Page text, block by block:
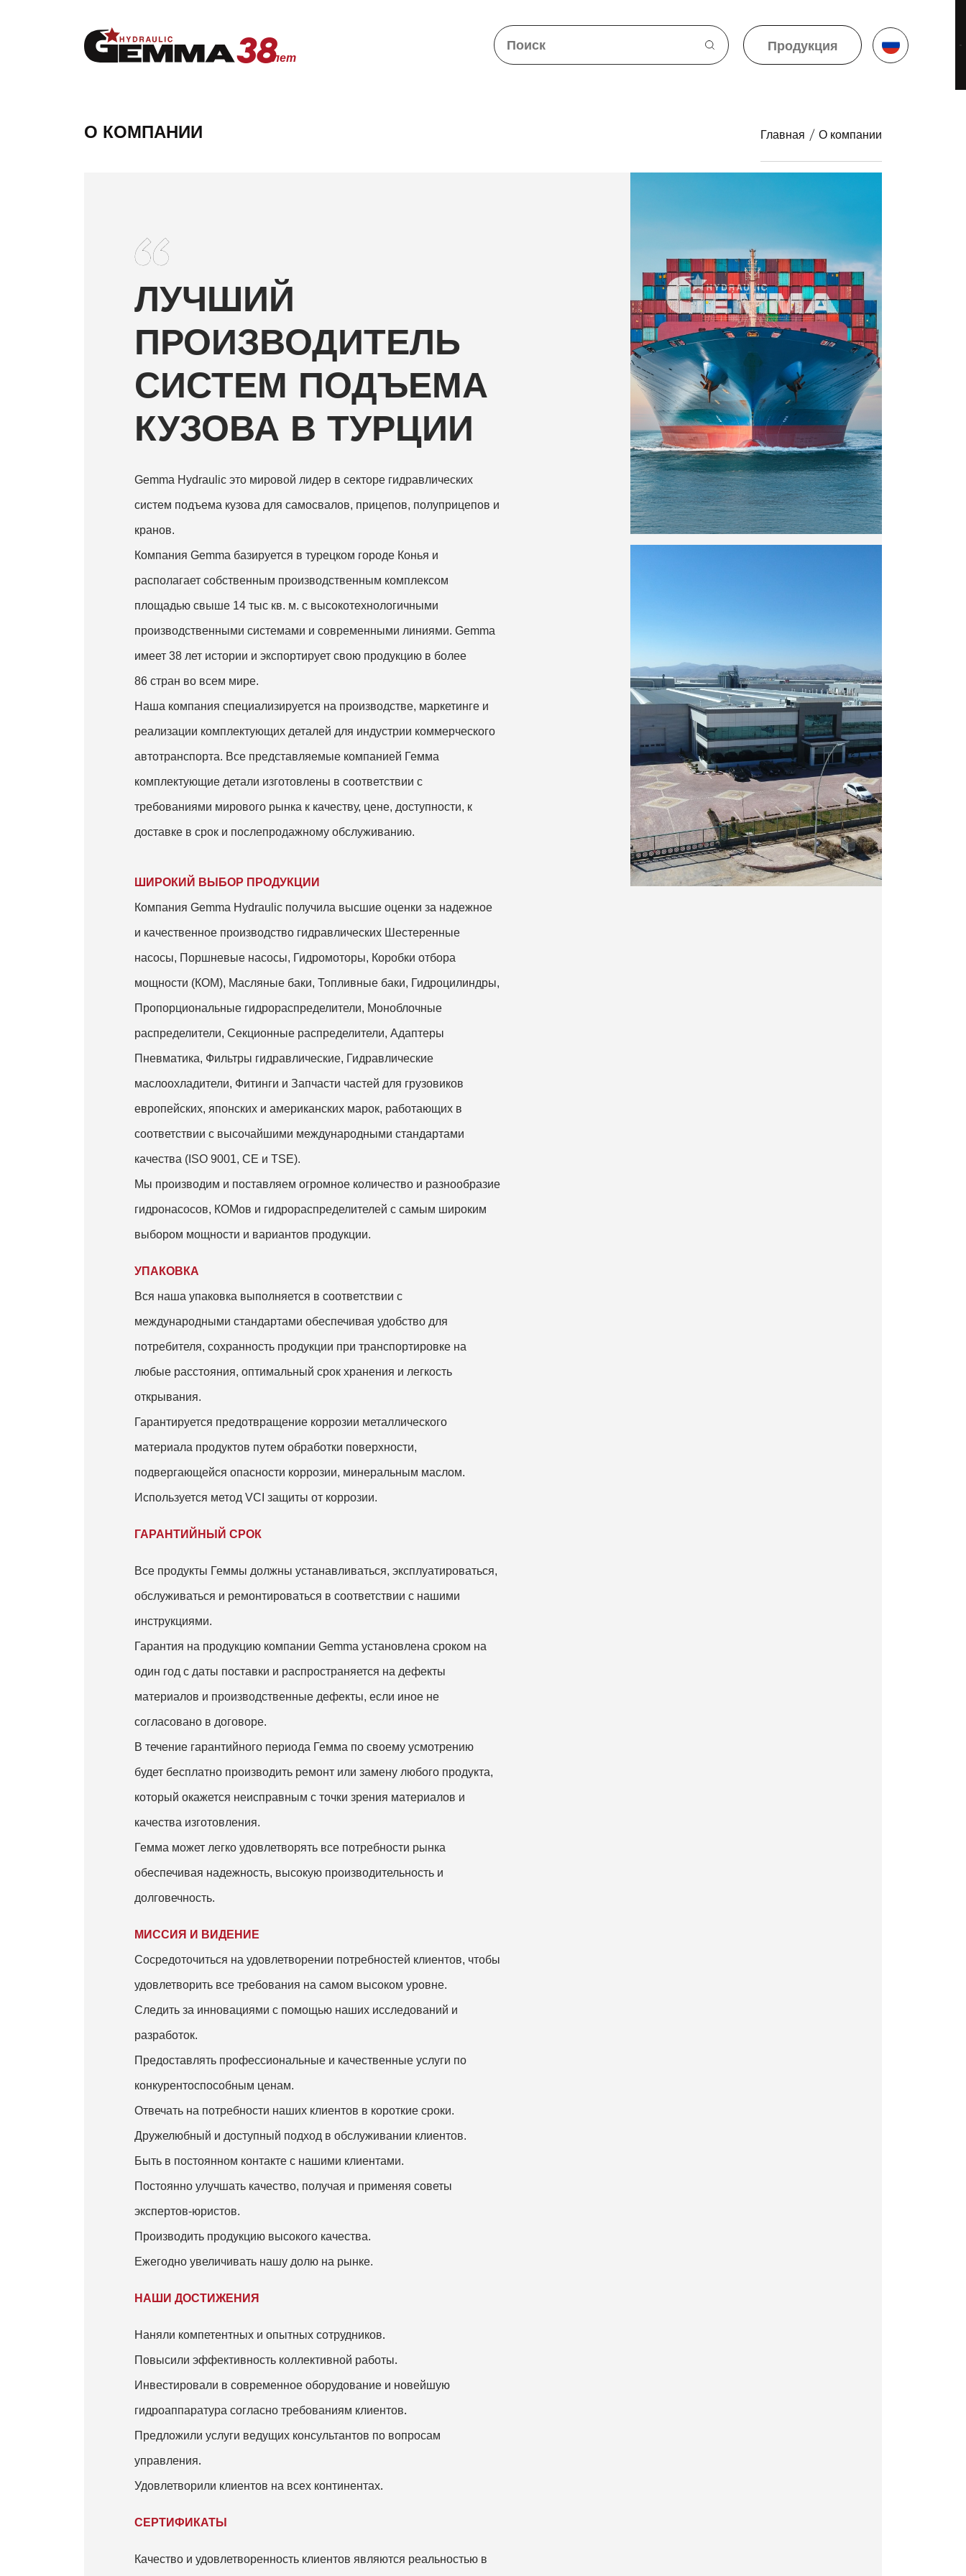
38лет
Продукция
О компании
Продукция
Контакты
+90 332 236 01 80
О КОМПАНИИ Главная / О компании
ЛУЧШИЙ
ПРОИЗВОДИТЕЛЬ
СИСТЕМ ПОДЪЕМА
КУЗОВА В ТУРЦИИ
Gemma Hydraulic это мировой лидер в секторе гидравлических
систем подъема кузова для самосвалов, прицепов, полуприцепов и
кранов.
Компания Gemma базируется в турецком городе Конья и
располагает собственным производственным комплексом
площадью свыше 14 тыс кв. м. с высокотехнологичными
производственными системами и современными линиями. Gemma
имеет 38 лет истории и экспортирует свою продукцию в более
86 стран во всем мире.
Наша компания специализируется на производстве, маркетинге и
реализации комплектующих деталей для индустрии коммерческого
автотранспорта. Все представляемые компанией Гемма
комплектующие детали изготовлены в соответствии с
требованиями мирового рынка к качеству, цене, доступности, к
доставке в срок и послепродажному обслуживанию.
ШИРОКИЙ ВЫБОР ПРОДУКЦИИ
Компания Gemma Hydraulic получила высшие оценки за надежное
и качественное производство гидравлических Шестеренные
насосы, Поршневые насосы, Гидромоторы, Коробки отбора
мощности (КОМ), Масляные баки, Топливные баки, Гидроцилиндры,
Пропорциональные гидрораспределители, Моноблочные
распределители, Секционные распределители, Адаптеры
Пневматика, Фильтры гидравлические, Гидравлические
маслоохладители, Фитинги и Запчасти частей для грузовиков
европейских, японских и американских марок, работающих в
соответствии с высочайшими международными стандартами
качества (ISO 9001, CE и TSE).
Мы производим и поставляем огромное количество и разнообразие
гидронасосов, КОМов и гидрораспределителей с самым широким
выбором мощности и вариантов продукции.
УПАКОВКА
Вся наша упаковка выполняется в соответствии с
международными стандартами обеспечивая удобство для
потребителя, сохранность продукции при транспортировке на
любые расстояния, оптимальный срок хранения и легкость
открывания.
Гарантируется предотвращение коррозии металлического
материала продуктов путем обработки поверхности,
подвергающейся опасности коррозии, минеральным маслом.
Используется метод VCI защиты от коррозии.
ГАРАНТИЙНЫЙ СРОК
Все продукты Геммы должны устанавливаться, эксплуатироваться,
обслуживаться и ремонтироваться в соответствии с нашими
инструкциями.
Гарантия на продукцию компании Gemma установлена сроком на
один год с даты поставки и распространяется на дефекты
материалов и производственные дефекты, если иное не
согласовано в договоре.
В течение гарантийного периода Гемма по своему усмотрению
будет бесплатно производить ремонт или замену любого продукта,
который окажется неисправным с точки зрения материалов и
качества изготовления.
Гемма может легко удовлетворять все потребности рынка
обеспечивая надежность, высокую производительность и
долговечность.
МИССИЯ И ВИДЕНИЕ
Сосредоточиться на удовлетворении потребностей клиентов, чтобы
удовлетворить все требования на самом высоком уровне.
Следить за инновациями с помощью наших исследований и
разработок.
Предоставлять профессиональные и качественные услуги по
конкурентоспособным ценам.
Отвечать на потребности наших клиентов в короткие сроки.
Дружелюбный и доступный подход в обслуживании клиентов.
Быть в постоянном контакте с нашими клиентами.
Постоянно улучшать качество, получая и применяя советы
экспертов-юристов.
Производить продукцию высокого качества.
Ежегодно увеличивать нашу долю на рынке.
НАШИ ДОСТИЖЕНИЯ
Наняли компетентных и опытных сотрудников.
Повысили эффективность коллективной работы.
Инвестировали в современное оборудование и новейшую
гидроаппаратура согласно требованиям клиентов.
Предложили услуги ведущих консультантов по вопросам
управления.
Удовлетворили клиентов на всех континентах.
СЕРТИФИКАТЫ
Качество и удовлетворенность клиентов являются реальностью в